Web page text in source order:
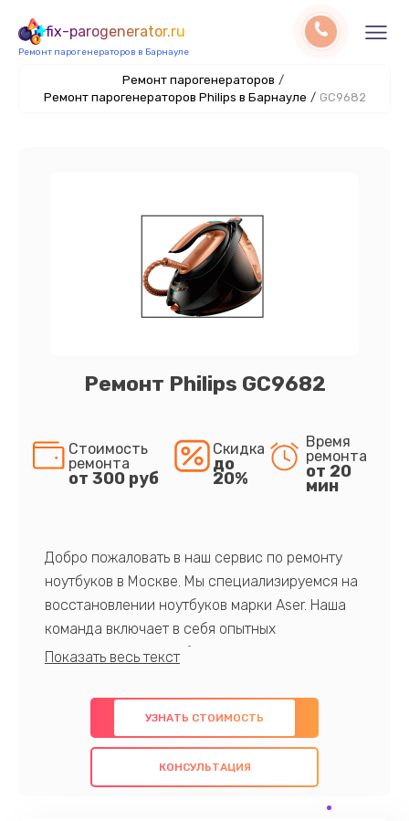
fix-parogenerator.ru
Ремонт парогенераторов в Барнауле
Ремонт парогенераторов /
Ремонт парогенераторов Philips в Барнауле / GC9682
Ремонт Philips GC9682
Стоимость
ремонта
от 300 руб
Скидка
до
20%
Время
ремонта
от 20
мин
Добро пожаловать в наш сервис по ремонту
ноутбуков в Москве. Мы специализируемся на
восстановлении ноутбуков марки Aser. Наша
команда включает в себя опытных
профессионалов с обширными знаниями и
предлагаем быстрый и качественный ремонт с
использованием оригинальных компонентов, а
также гарантируем качество всех
проведенных работ. Наша цель - предоставить
УЗНАТЬ СТОИМОСТЬ
КОНСУЛЬТАЦИЯ